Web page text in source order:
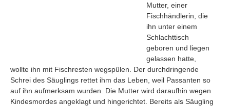
Navigation
Mutter, einer
Fischhändlerin, die
ihn unter einem
Schlachttisch
geboren und liegen
gelassen hatte,
wollte ihn mit Fischresten wegspülen. Der durchdringende
Schrei des Säuglings rettet ihm das Leben, weil Passanten so
auf ihn aufmerksam wurden. Die Mutter wird daraufhin wegen
Kindesmordes angeklagt und hingerichtet. Bereits als Säugling